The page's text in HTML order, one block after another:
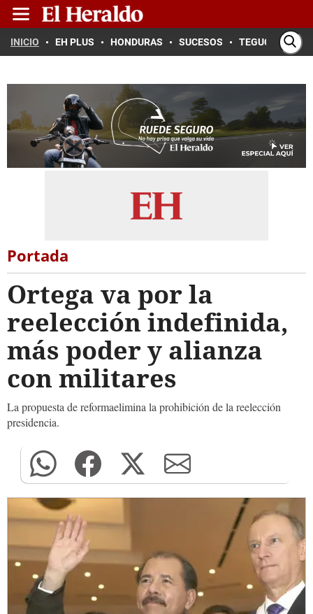
INICIO EH PLUS HONDURAS SUCESOS TEGUCIGALPA
Portada
Ortega va por la
reelección indefinida,
más poder y alianza
con militares
La propuesta de reformaelimina la prohibición de la reelección
presidencia.